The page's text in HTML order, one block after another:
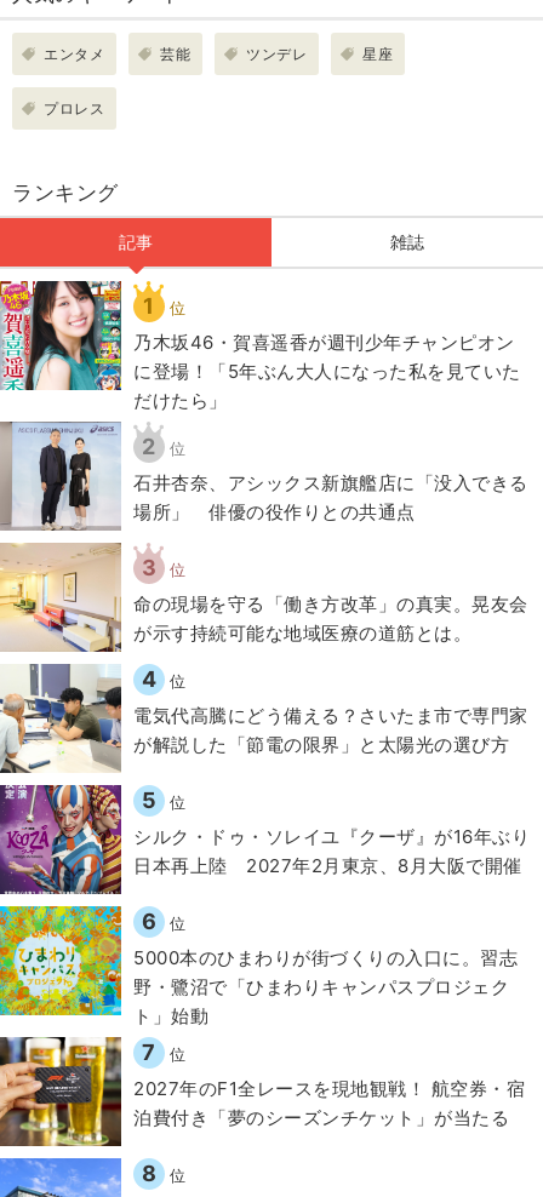
エンタメ 芸能 ツンデレ 星座
プロレス
ランキング
記事 雑誌
1 位
乃木坂46・賀喜遥香が週刊少年チャンピオン
に登場！「5年ぶん大人になった私を見ていた
だけたら」
2 位
石井杏奈、アシックス新旗艦店に「没入できる
場所」 俳優の役作りとの共通点
3 位
​命の現場を守る「働き方改革」の真実。晃友会
が示す持続可能な地域医療の道筋とは。
4 位
電気代高騰にどう備える？さいたま市で専門家
が解説した「節電の限界」と太陽光の選び方
5 位
シルク・ドゥ・ソレイユ『クーザ』が16年ぶり
日本再上陸 2027年2月東京、8月大阪で開催
6 位
5000本のひまわりが街づくりの入口に。習志
野・鷺沼で「ひまわりキャンパスプロジェク
ト」始動
7 位
2027年のF1全レースを現地観戦！ 航空券・宿
泊費付き「夢のシーズンチケット」が当たる
8 位